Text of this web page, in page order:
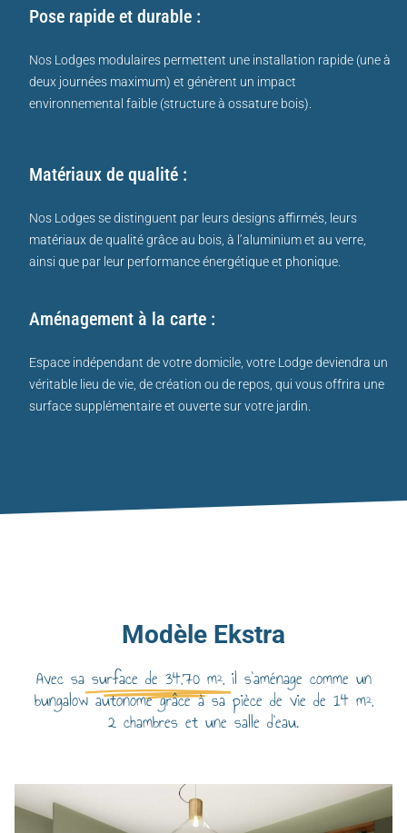
Pose rapide et durable :
Nos Lodges modulaires permettent une installation rapide (une à
deux journées maximum) et génèrent un impact
environnemental faible (structure à ossature bois).
Matériaux de qualité :
Nos Lodges se distinguent par leurs designs affirmés, leurs
matériaux de qualité grâce au bois, à l’aluminium et au verre,
ainsi que par leur performance énergétique et phonique.
Aménagement à la carte :
Espace indépendant de votre domicile, votre Lodge deviendra un
véritable lieu de vie, de création ou de repos, qui vous offrira une
surface supplémentaire et ouverte sur votre jardin.
Modèle Ekstra
Avec sa surface de 34,70 m², il s'aménage comme un
bungalow autonome grâce à sa pièce de vie de 14 m²,
2 chambres et une salle d'eau.